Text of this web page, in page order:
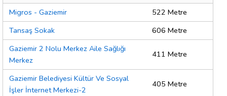
Migros - Gaziemir
522 Metre
Tansaş Sokak
606 Metre
Gaziemir 2 Nolu Merkez Aile Sağlığı
Merkez
411 Metre
Gaziemir Belediyesi Kültür Ve Sosyal
İşler İnternet Merkezi-2
405 Metre